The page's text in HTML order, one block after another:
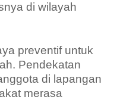
di wilayah
preventif untuk
Pendekatan
di lapangan
merasa